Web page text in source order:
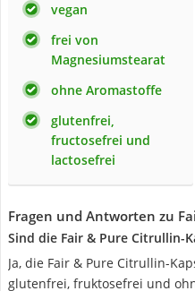
vegan
frei von
Magnesiumstearat
ohne Aromastoffe
glutenfrei,
fructosefrei und
lactosefrei
Fragen und Antworten zu
Sind die Fair & Pure Citrullin-
Ja, die Fair & Pure Citrullin-
glutenfrei, fruktosefrei und